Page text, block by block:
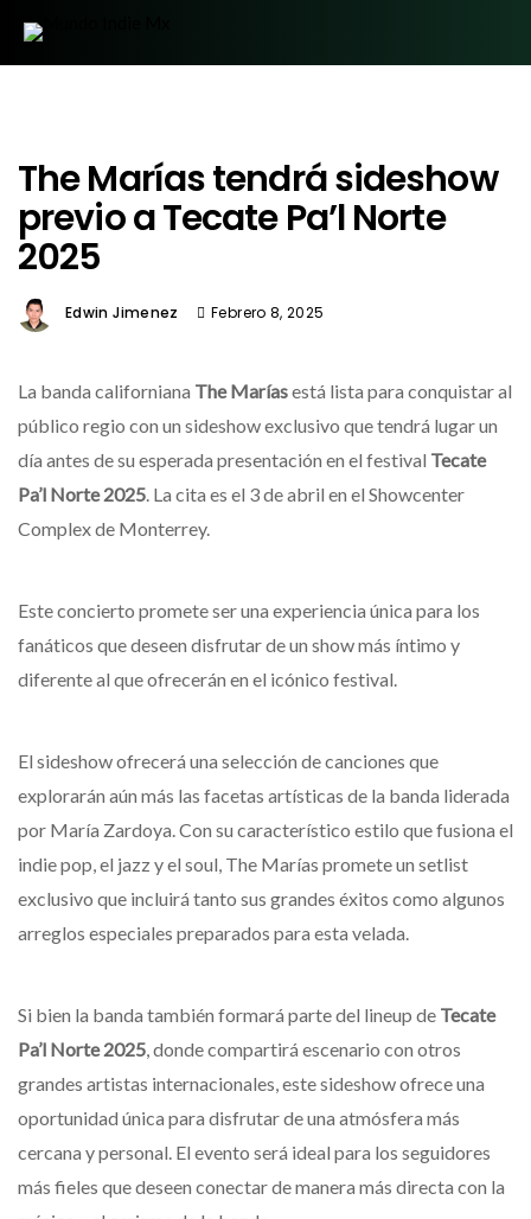
The Marías tendrá sideshow
previo a Tecate Pa’l Norte
2025
Edwin Jimenez Febrero 8, 2025
La banda californiana The Maríasestá lista para conquistar al
público regio con un sideshow exclusivo que tendrá lugar un
día antes de su esperada presentación en el festival Tecate
Pa’l Norte 2025 . La cita es el 3 de abril en el Showcenter
Complex de Monterrey.
Este concierto promete ser una experiencia única para los
fanáticos que deseen disfrutar de un show más íntimo y
diferente al que ofrecerán en el icónico festival.
El sideshow ofrecerá una selección de canciones que
explorarán aún más las facetas artísticas de la banda liderada
por María Zardoya. Con su característico estilo que fusiona el
indie pop, el jazz y el soul, The Marías promete un setlist
exclusivo que incluirá tanto sus grandes éxitos como algunos
arreglos especiales preparados para esta velada.
Si bien la banda también formará parte del lineup de Tecate
Pa’l Norte 2025 , donde compartirá escenario con otros
grandes artistas internacionales, este sideshow ofrece una
oportunidad única para disfrutar de una atmósfera más
cercana y personal. El evento será ideal para los seguidores
más fieles que deseen conectar de manera más directa con la